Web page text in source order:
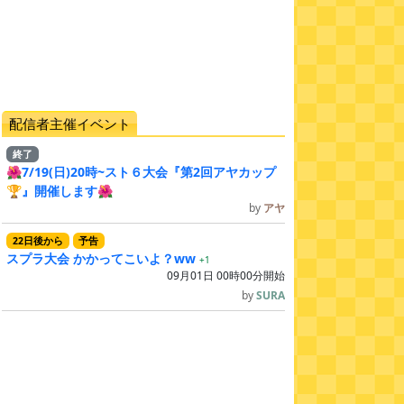
配信者主催イベント
終了
🌺7/19(日)20時~スト６大会『第2回アヤカップ
🏆』開催します🌺
by アヤ
22日後から 予告
スプラ大会 かかってこいよ？ww +1
09月01日 00時00分開始
bySURA